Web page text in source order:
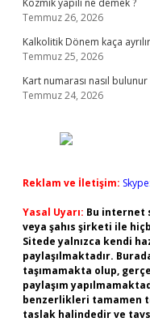
Kozmik yapılı ne demek ?
Temmuz 26, 2026
Kalkolitik Dönem kaça
Temmuz 25, 2026
Kart numarası nasıl bulunur
Temmuz 24, 2026
Reklam ve İletişim:
Yasal Uyarı: Bu internet
veya şahıs şirketi ile
Sitede yalnızca kendi
paylaşılmaktadır.
taşımamakta olup,
paylaşım
benzerlikleri tamamen
taslak halindedir ve